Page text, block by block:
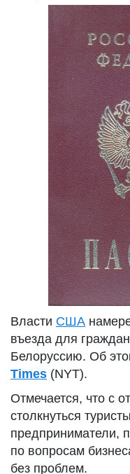
Власти США
въезда для
Белоруссию. Об
Times (NYT).
Отмечается, что с
столкнуться
предприниматели,
по вопросам
без проблем.